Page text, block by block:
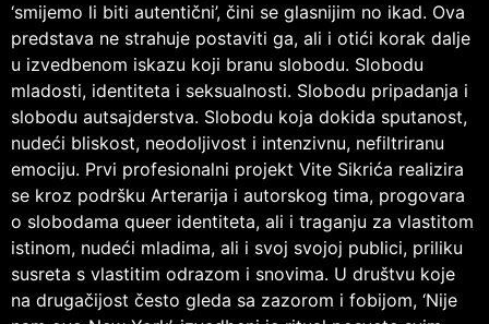
‘smijemo li biti autentični’, čini se glasnijim no ikad. Ova
predstava ne strahuje postaviti ga, ali i otići korak dalje
u izvedbenom iskazu koji branu slobodu. Slobodu
mladosti, identiteta i seksualnosti. Slobodu pripadanja i
slobodu autsajderstva. Slobodu koja dokida sputanost,
nudeći bliskost, neodoljivost i intenzivnu, nefiltriranu
emociju. Prvi profesionalni projekt Vite Sikrića realizira
se kroz podršku Arterarija i autorskog tima, progovara
o slobodama queer identiteta, ali i traganju za vlastitom
istinom, nudeći mladima, ali i svoj svojoj publici, priliku
susreta s vlastitim odrazom i snovima. U društvu koje
na drugačijost često gleda sa zazorom i fobijom, ‘Nije